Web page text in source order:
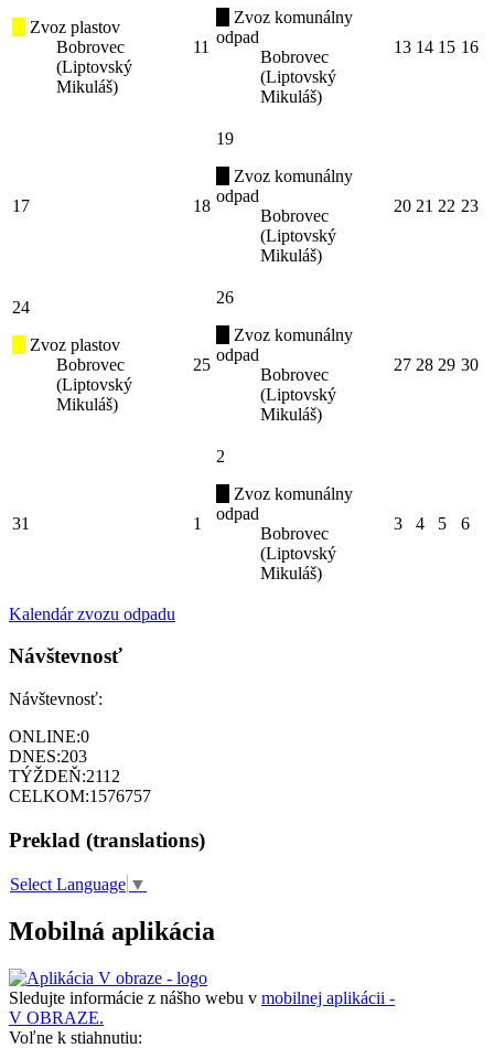
Zvoz plastov
Bobrovec
(Liptovský
Mikuláš)
11
Zvoz komunálny
odpad
Bobrovec
(Liptovský
Mikuláš)
13 14 15 16
17 18
19
Zvoz komunálny
odpad
Bobrovec
(Liptovský
Mikuláš)
20 21 22 23
24
Zvoz plastov
Bobrovec
(Liptovský
Mikuláš)
25
26
Zvoz komunálny
odpad
Bobrovec
(Liptovský
Mikuláš)
27 28 29 30
31 1
2
Zvoz komunálny
odpad
Bobrovec
(Liptovský
Mikuláš)
3 4 5 6
Kalendár zvozu odpadu
Návštevnosť
Návštevnosť:
ONLINE:0
DNES:203
TÝŽDEŇ:2112
CELKOM:1576757
Preklad (translations)
Select Language ▼
Mobilná aplikácia
Sledujte informácie z nášho webu v mobilnej aplikácii -
V OBRAZE.
Voľne k stiahnutiu: